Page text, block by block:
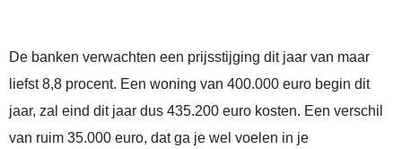
De banken verwachten een prijsstijging dit jaar van maar
liefst 8,8 procent. Een woning van 400.000 euro begin dit
jaar, zal eind dit jaar dus 435.200 euro kosten. Een verschil
van ruim 35.000 euro, dat ga je wel voelen in je